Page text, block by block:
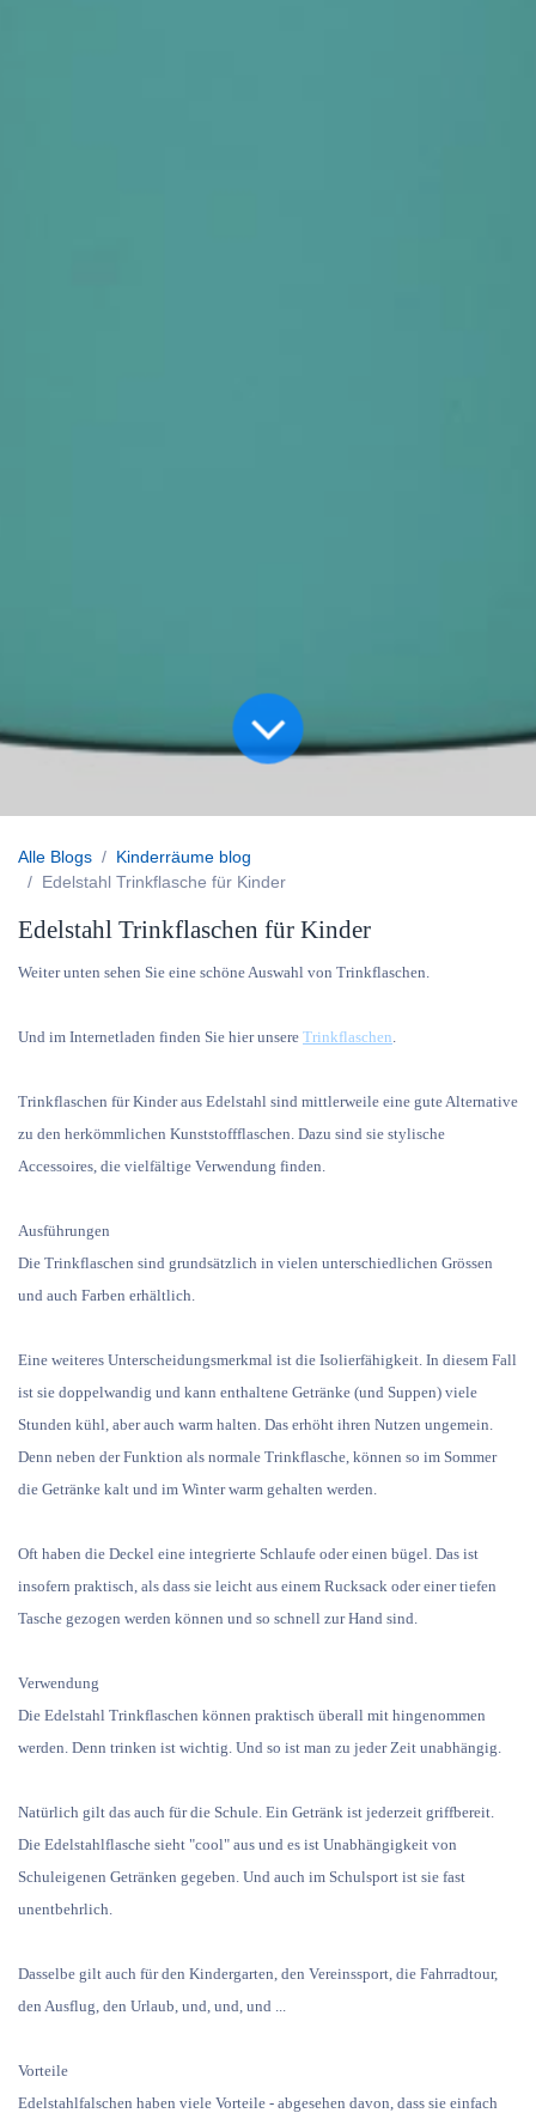
Alle Blogs
Kinderräume blog
Edelstahl Trinkflasche für Kinder
Edelstahl Trinkflaschen für Kinder
Weiter unten sehen Sie eine schöne Auswahl von Trinkflaschen.
Und im Internetladen finden Sie hier unsere Trinkflaschen.
Trinkflaschen für Kinder aus Edelstahl sind mittlerweile eine gute Alternative
zu den herkömmlichen Kunststoffflaschen. Dazu sind sie stylische
Accessoires, die vielfältige Verwendung finden.
Ausführungen
Die Trinkflaschen sind grundsätzlich in vielen unterschiedlichen Grössen
und auch Farben erhältlich.
Eine weiteres Unterscheidungsmerkmal ist die Isolierfähigkeit. In diesem Fall
ist sie doppelwandig und kann enthaltene Getränke (und Suppen) viele
Stunden kühl, aber auch warm halten. Das erhöht ihren Nutzen ungemein.
Denn neben der Funktion als normale Trinkflasche, können so im Sommer
die Getränke kalt und im Winter warm gehalten werden.
Oft haben die Deckel eine integrierte Schlaufe oder einen bügel. Das ist
insofern praktisch, als dass sie leicht aus einem Rucksack oder einer tiefen
Tasche gezogen werden können und so schnell zur Hand sind.
Verwendung
Die Edelstahl Trinkflaschen können praktisch überall mit hingenommen
werden. Denn trinken ist wichtig. Und so ist man zu jeder Zeit unabhängig.
Natürlich gilt das auch für die Schule. Ein Getränk ist jederzeit griffbereit.
Die Edelstahlflasche sieht "cool" aus und es ist Unabhängigkeit von
Schuleigenen Getränken gegeben. Und auch im Schulsport ist sie fast
unentbehrlich.
Dasselbe gilt auch für den Kindergarten, den Vereinssport, die Fahrradtour,
den Ausflug, den Urlaub, und, und, und ...
Vorteile
Edelstahlfalschen haben viele Vorteile - abgesehen davon, dass sie einfach